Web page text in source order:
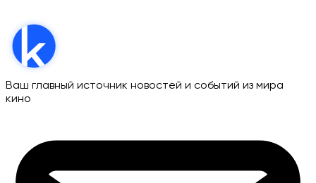
Ваш главный источник новостей и событий из мира
кино